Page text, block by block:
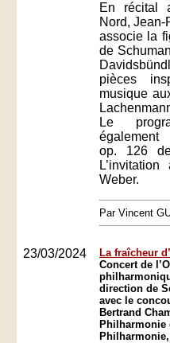
En récital
Nord,
associe la
de
pièces
musique
Le
op. 126
Weber.
Par Vincent
23/03/2024
La fraîcheur
Concert de
direction de
avec le
Bertrand
Philharmonie